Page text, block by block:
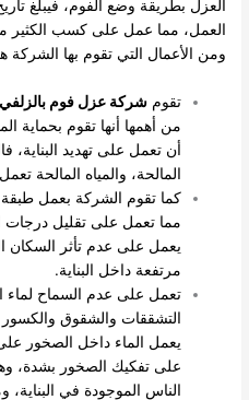
العمل، مما عمل على كسب الكثير
ومن الأعمال التي تقوم بها الشركة
تقومشركة عزل فوم بالزلفي
من أهمها أنها تقوم بحماية
أن تعمل على تهديد البناية،
المالحة، والمياه المالحة
كما تقوم الشركة بعمل طبقة
مما تعمل على تقليل درجات
يعمل على عدم تأثر السكان
مرتفعة داخل البناية.
تعمل على عدم السماح لماء
التشققات والشقوق والكسور
يعمل الماء داخل الصخور على
على تفكيك الصخور بشدة،
الناس الموجودة في البناية،